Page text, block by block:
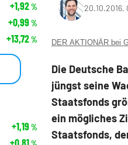
20.10.2016,
DER AKTIONÄR bei
Die Deutsche
jüngst seine
Staatsfonds
ein mögliches
Staatsfonds,
+1,92%
+0,99%
+13,72%
+1,19%